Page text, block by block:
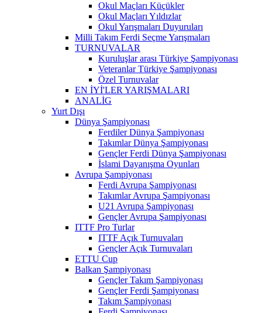
Okul Maçları Küçükler
Okul Maçları Yıldızlar
Okul Yarışmaları Duyuruları
Milli Takım Ferdi Seçme Yarışmaları
TURNUVALAR
Kuruluşlar arası Türkiye Şampiyonası
Veteranlar Türkiye Şampiyonası
Özel Turnuvalar
EN İYİ'LER YARIŞMALARI
ANALİG
Yurt Dışı
Dünya Şampiyonası
Ferdiler Dünya Şampiyonası
Takımlar Dünya Şampiyonası
Gençler Ferdi Dünya Şampiyonası
İslami Dayanışma Oyunları
Avrupa Şampiyonası
Ferdi Avrupa Şampiyonası
Takımlar Avrupa Şampiyonası
U21 Avrupa Şampiyonası
Gençler Avrupa Şampiyonası
ITTF Pro Turlar
ITTF Açık Turnuvaları
Gençler Açık Turnuvaları
ETTU Cup
Balkan Şampiyonası
Gençler Takım Şampiyonası
Gençler Ferdi Şampiyonası
Takım Şampiyonası